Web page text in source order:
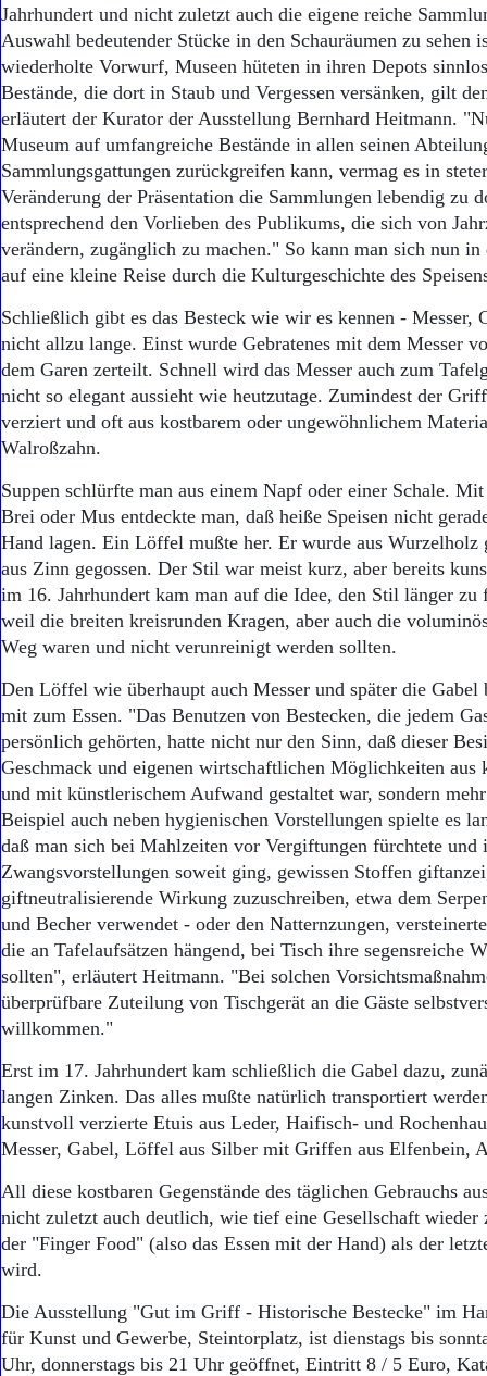
Jahrhundert und nicht zuletzt auch die eigene reiche
Auswahl bedeutender Stücke in den Schauräumen zu sehen
wiederholte Vorwurf, Museen hüteten in ihren Depots
Bestände, die dort in Staub und Vergessen versänken, gilt
erläutert der Kurator der Ausstellung Bernhard Heitmann.
Museum auf umfangreiche Bestände in allen seinen
Sammlungsgattungen zurückgreifen kann, vermag es in
Veränderung der Präsentation die Sammlungen lebendig zu
entsprechend den Vorlieben des Publikums, die sich von
verändern, zugänglich zu machen." So kann man sich nun in
auf eine kleine Reise durch die Kulturgeschichte des
Schließlich gibt es das Besteck wie wir es kennen - Messer,
nicht allzu lange. Einst wurde Gebratenes mit dem Messer
dem Garen zerteilt. Schnell wird das Messer auch zum
nicht so elegant aussieht wie heutzutage. Zumindest der
verziert und oft aus kostbarem oder ungewöhnlichem
Walroßzahn.
Suppen schlürfte man aus einem Napf oder einer Schale.
Brei oder Mus entdeckte man, daß heiße Speisen nicht
Hand lagen. Ein Löffel mußte her. Er wurde aus Wurzelholz
aus Zinn gegossen. Der Stil war meist kurz, aber bereits
im 16. Jahrhundert kam man auf die Idee, den Stil länger
weil die breiten kreisrunden Kragen, aber auch die
Weg waren und nicht verunreinigt werden sollten.
Den Löffel wie überhaupt auch Messer und später die Gabel
mit zum Essen. "Das Benutzen von Bestecken, die jedem
persönlich gehörten, hatte nicht nur den Sinn, daß dieser
Geschmack und eigenen wirtschaftlichen Möglichkeiten aus
und mit künstlerischem Aufwand gestaltet war, sondern
Beispiel auch neben hygienischen Vorstellungen spielte es
daß man sich bei Mahlzeiten vor Vergiftungen fürchtete und
Zwangsvorstellungen soweit ging, gewissen Stoffen
giftneutralisierende Wirkung zuzuschreiben, etwa dem
und Becher verwendet - oder den Natternzungen,
die an Tafelaufsätzen hängend, bei Tisch ihre segensreiche
sollten", erläutert Heitmann. "Bei solchen
überprüfbare Zuteilung von Tischgerät an die Gäste
willkommen."
Erst im 17. Jahrhundert kam schließlich die Gabel dazu,
langen Zinken. Das alles mußte natürlich transportiert
kunstvoll verzierte Etuis aus Leder, Haifisch- und
Messer, Gabel, Löffel aus Silber mit Griffen aus Elfenbein,
All diese kostbaren Gegenstände des täglichen Gebrauchs
nicht zuletzt auch deutlich, wie tief eine Gesellschaft wieder
der "Finger Food" (also das Essen mit der Hand) als der
wird.
Die Ausstellung "Gut im Griff - Historische Bestecke" im
für Kunst und Gewerbe, Steintorplatz, ist dienstags bis
Uhr, donnerstags bis 21 Uhr geöffnet, Eintritt 8 / 5 Euro,